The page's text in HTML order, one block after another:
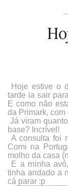
Hoje estive o
tarde ia sair
E como não
da Primark,
Já viram
base? Incrível!
A consulta foi
Comi na
molho da casa
E a minha
tinha andado a
cá parar :p